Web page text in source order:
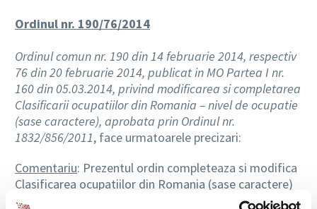
Ordinul nr. 190/76/2014
Ordinul comun nr. 190 din 14 februarie 2014, respectiv
76 din 20 februarie 2014, publicat in MO Partea I nr.
160 din 05.03.2014, privind modificarea si completarea
Clasificarii ocupatiilor din Romania – nivel de ocupatie
(sase caractere), aprobata prin Ordinul nr.
1832/856/2011, face urmatoarele precizari:
Comentariu: Prezentul ordin completeaza si modifica
Clasificarea ocupatiilor din Romania (sase caractere)
astfel: